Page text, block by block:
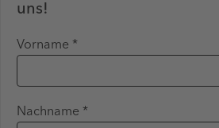
uns!
Vorname *
Nachname *